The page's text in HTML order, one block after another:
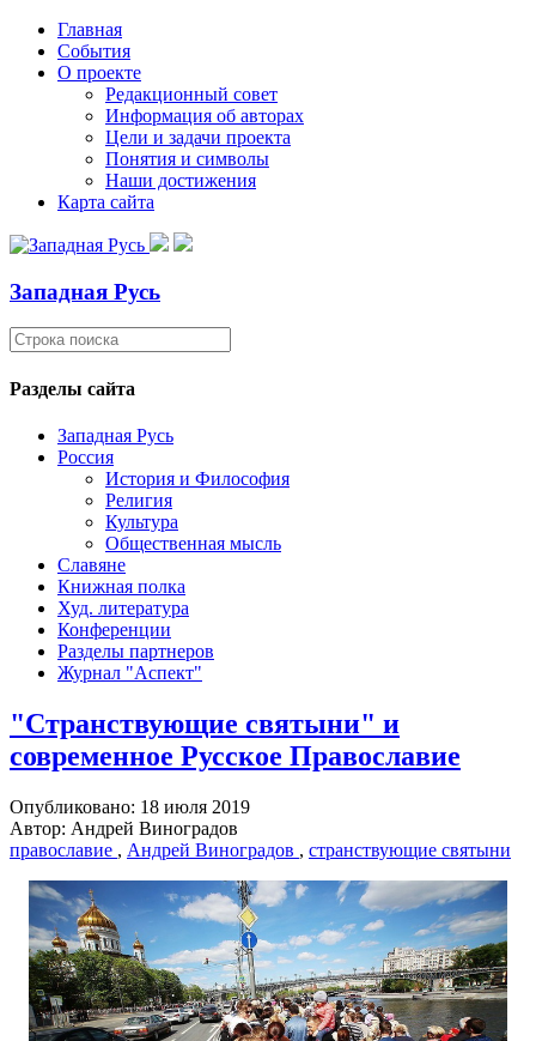
Главная
События
О проекте
Редакционный совет
Информация об авторах
Цели и задачи проекта
Понятия и символы
Наши достижения
Карта сайта
Западная Русь
Разделы сайта
Западная Русь
Россия
История и Философия
Религия
Культура
Общественная мысль
Славяне
Книжная полка
Худ. литература
Конференции
Разделы партнеров
Журнал "Аспект"
"Странствующие святыни" и
современное Русское Православие
Опубликовано: 18 июля 2019
Автор: Андрей Виноградов
православие , Андрей Виноградов , странствующие святыни